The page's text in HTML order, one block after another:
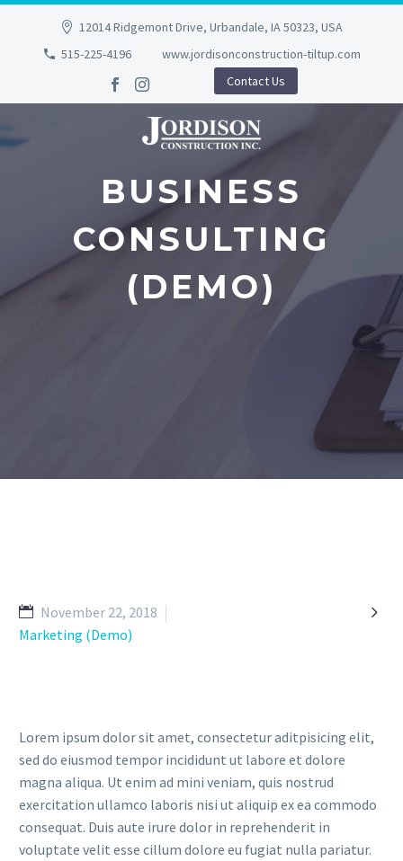
12014 Ridgemont Drive, Urbandale, IA 50323, USA
515-225-4196
www.jordisonconstruction-tiltup.com
Contact Us
BUSINESS
CONSULTING
(DEMO)

November 22, 2018
Marketing (Demo)
Lorem ipsum dolor sit amet, consectetur aditpisicing elit,
sed do eiusmod tempor incididunt ut labore et dolore
magna aliqua. Ut enim ad mini veniam, quis nostrud
exercitation ullamco laboris nisi ut aliquip ex ea commodo
consequat. Duis aute irure dolor in reprehenderit in
voluptate velit esse cillum dolore eu fugiat nulla pariatur.